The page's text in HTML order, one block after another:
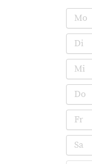
Mo
Di
Mi
Do
Fr
Sa